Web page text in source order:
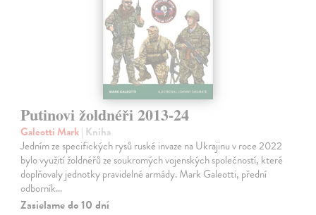
Putinovi žoldnéři 2013-24
Galeotti Mark| Kniha
Jedním ze specifických rysů ruské invaze na Ukrajinu v roce 2022
bylo využití žoldnéřů ze soukromých vojenských společností, které
doplňovaly jednotky pravidelné armády. Mark Galeotti, přední
odborník…
Zasielame do 10 dní